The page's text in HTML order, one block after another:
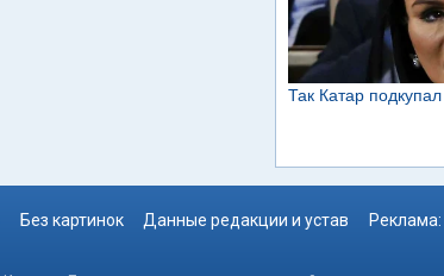
Без картинок Данные редакции и устав Реклама: